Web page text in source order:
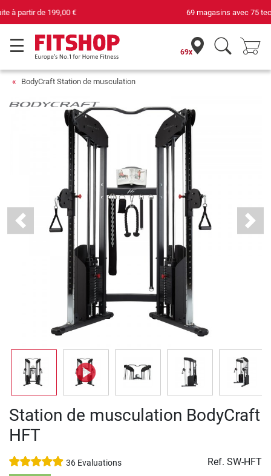
69 magasins avec 75 techniciens
69x
BodyCraft Station de musculation
Previous Next
Station de musculation BodyCraft
HFT
36 Evaluations Ref. SW-HFT